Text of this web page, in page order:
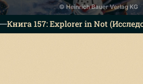
© Heinrich Bauer Verlag KG
Книга 157: Explorer in Not